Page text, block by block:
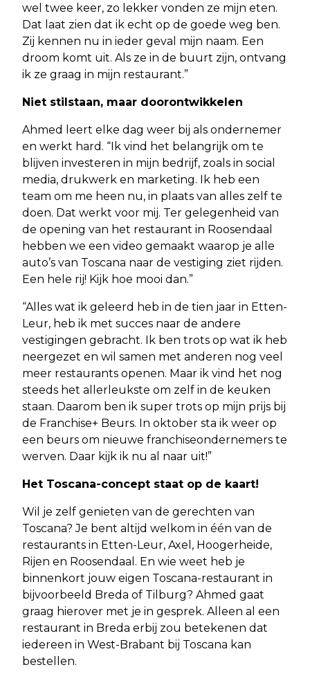
wel twee keer, zo lekker vonden ze mijn eten.
Dat laat zien dat ik echt op de goede weg ben.
Zij kennen nu in ieder geval mijn naam. Een
droom komt uit. Als ze in de buurt zijn, ontvang
ik ze graag in mijn restaurant.”
Niet stilstaan, maar doorontwikkelen
Ahmed leert elke dag weer bij als ondernemer
en werkt hard. “Ik vind het belangrijk om te
blijven investeren in mijn bedrijf, zoals in social
media, drukwerk en marketing. Ik heb een
team om me heen nu, in plaats van alles zelf te
doen. Dat werkt voor mij. Ter gelegenheid van
de opening van het restaurant in Roosendaal
hebben we een video gemaakt waarop je alle
auto’s van Toscana naar de vestiging ziet rijden.
Een hele rij! Kijk hoe mooi dan.”
“Alles wat ik geleerd heb in de tien jaar in Etten-
Leur, heb ik met succes naar de andere
vestigingen gebracht. Ik ben trots op wat ik heb
neergezet en wil samen met anderen nog veel
meer restaurants openen. Maar ik vind het nog
steeds het allerleukste om zelf in de keuken
staan. Daarom ben ik super trots op mijn prijs bij
de Franchise+ Beurs. In oktober sta ik weer op
een beurs om nieuwe franchiseondernemers te
werven. Daar kijk ik nu al naar uit!”
Het Toscana-concept staat op de kaart!
Wil je zelf genieten van de gerechten van
Toscana? Je bent altijd welkom in één van de
restaurants in Etten-Leur, Axel, Hoogerheide,
Rijen en Roosendaal. En wie weet heb je
binnenkort jouw eigen Toscana-restaurant in
bijvoorbeeld Breda of Tilburg? Ahmed gaat
graag hierover met je in gesprek. Alleen al een
restaurant in Breda erbij zou betekenen dat
iedereen in West-Brabant bij Toscana kan
bestellen.